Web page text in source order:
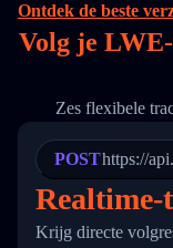
16
17
18
21
22
23
24
25
27
Ontdek de beste
Volg je
Zes flexibele
POSThttps://
Krijg directe